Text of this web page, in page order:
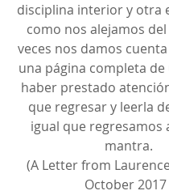
disciplina interior y otra
como nos alejamos
veces nos damos
una página completa
haber prestado
que regresar y leerla
igual que regresamos
mantra.
(A Letter from
October 2017